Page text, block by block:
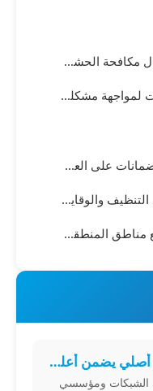
التواصل مع المتخصصين في مجال مكافحة الحشرات
الاستفادة من النصائح والتوجيهات لمواجهة مشكلة البق الفراش بفعالية
البحث عن الشركات التي تقدم ضمانات على العلاج
استكمال الخدمات الإضافية مثل التنظيف والوقاية من الإصابة المستقبلية
نحن نقدم هذه الخدمات في جميع مناطق المنطقة الشرقية السعودية، بما في ذلك الدمام، الأحساء، حفر الباطن، الجبيل، القطيف، الخبر، الخفجي، رأس تنورة، النعيرية، قرية العليا، والعديد من المناطق الأخرى في المنطقة الشرقية. تواصل معنا للحصول على الخدمة في أي منطقة تحتاجها
كونكتر rg45 نحاسي أصلي يضمن أعلى سرعة لنقل بيانات الشبكة
الشبكات ومؤسسي